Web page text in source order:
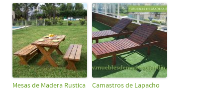
Mesas de Madera Rustica Camastros de Lapacho